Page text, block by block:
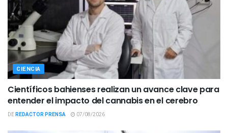
CIENCIA
Científicos bahienses realizan un avance clave para
entender el impacto del cannabis en el cerebro
DEREDACTOR PRENSA 07/08/2026